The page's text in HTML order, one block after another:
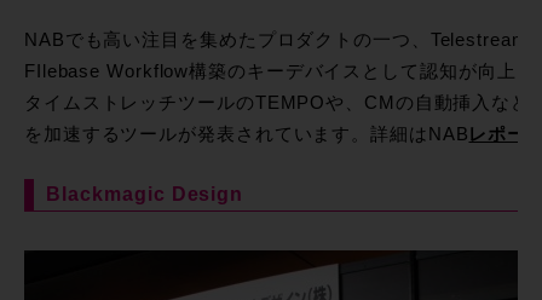
NABでも高い注目を集めたプロダクトの一つ、Telestream
FIlebase Workflow構築のキーデバイスとして認知が向上
タイムストレッチツールのTEMPOや、CMの自動挿入など
を加速するツールが発表されています。詳細はNAB レポー
Blackmagic Design